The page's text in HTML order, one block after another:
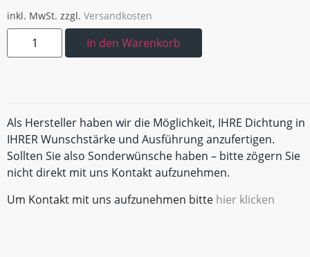
inkl. MwSt. zzgl. Versandkosten
In den Warenkorb
Als Hersteller haben wir die Möglichkeit, IHRE Dichtung in
IHRER Wunschstärke und Ausführung anzufertigen.
Sollten Sie also Sonderwünsche haben – bitte zögern Sie
nicht direkt mit uns Kontakt aufzunehmen.
Um Kontakt mit uns aufzunehmen bitte hier klicken